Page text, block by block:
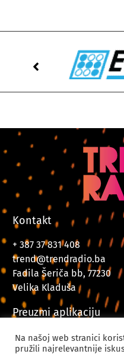
Kontakt
+ 387 37 831 408
trend@trendradio.ba
Fadila Šeriča bb, 77230
Velika Kladuša
Preuzmi aplikaciju
Na našoj web stranici
pružili najrelevantnije